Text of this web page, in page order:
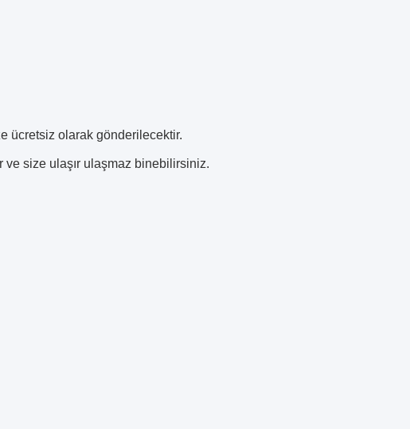
ücretsiz olarak gönderilecektir.
size ulaşır ulaşmaz binebilirsiniz.